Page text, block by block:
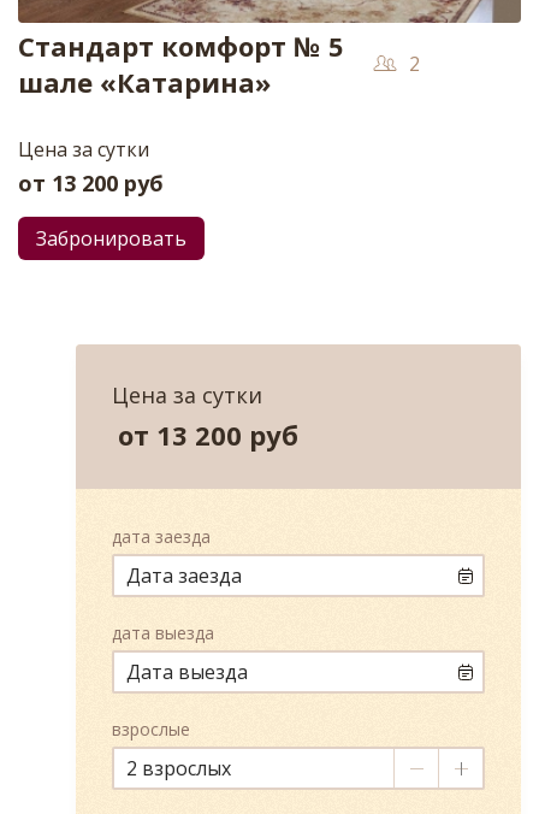
Стандарт комфорт № 5
шале «Катарина»
2
Цена за сутки
от 13 200 руб
Забронировать
Цена за сутки
от 13 200 руб
дата заезда
дата выезда
взрослые
2